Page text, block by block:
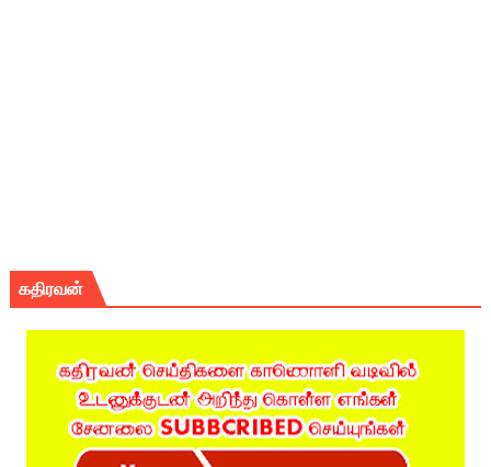
கதிரவன்